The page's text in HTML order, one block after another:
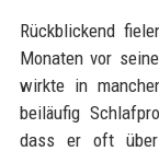
Rückblickend
Monaten vor
wirkte in
beiläufig
dass er oft über